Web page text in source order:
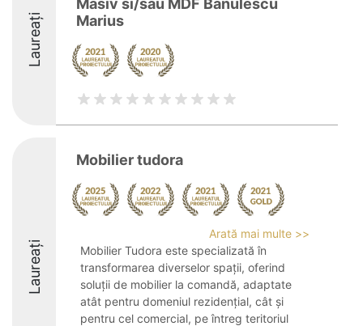
Laureați
Masiv si/sau MDF Banulescu
Marius
Laureați
Mobilier tudora
Arată mai multe >>
Mobilier Tudora este specializată în
transformarea diverselor spații, oferind
soluții de mobilier la comandă, adaptate
atât pentru domeniul rezidențial, cât și
pentru cel comercial, pe întreg teritoriul